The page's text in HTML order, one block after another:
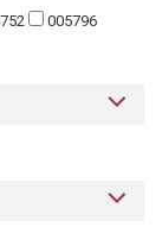
005796